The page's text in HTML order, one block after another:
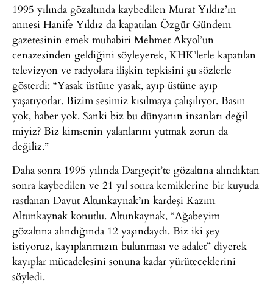
1995 yılında gözaltında kaybedilen Murat Yıldız’ın
annesi Hanife Yıldız da kapatılan Özgür Gündem
gazetesinin emek muhabiri Mehmet Akyol’un
cenazesinden geldiğini söyleyerek, KHK’lerle kapatılan
televizyon ve radyolara ilişkin tepkisini şu sözlerle
gösterdi: “Yasak üstüne yasak, ayıp üstüne ayıp
yaşatıyorlar. Bizim sesimiz kısılmaya çalışılıyor. Basın
yok, haber yok. Sanki biz bu dünyanın insanları değil
miyiz? Biz kimsenin yalanlarını yutmak zorun da
değiliz.”
Daha sonra 1995 yılında Dargeçit’te gözaltına alındıktan
sonra kaybedilen ve 21 yıl sonra kemiklerine bir kuyuda
rastlanan Davut Altunkaynak’ın kardeşi Kazım
Altunkaynak konutlu. Altunkaynak, “Ağabeyim
gözaltına alındığında 12 yaşındaydı. Biz iki şey
istiyoruz, kayıplarımızın bulunması ve adalet” diyerek
kayıplar mücadelesini sonuna kadar yürüteceklerini
söyledi.